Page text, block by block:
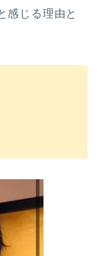
感じる理由と